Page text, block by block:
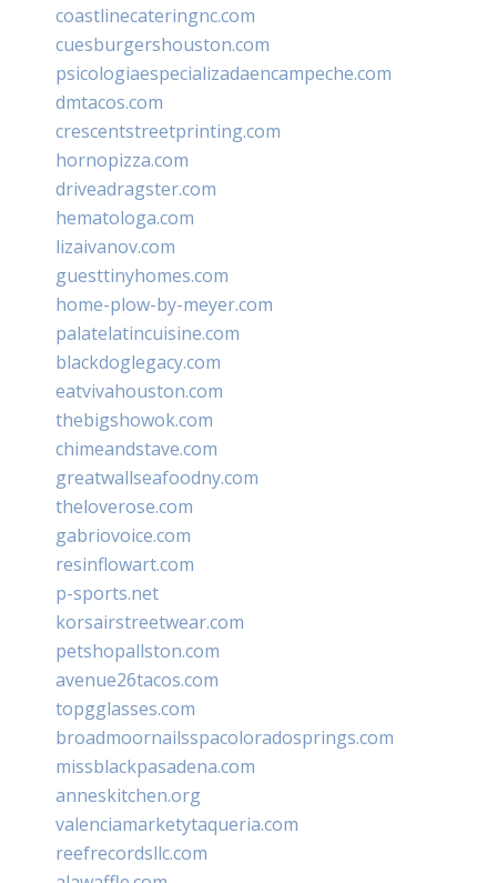
coastlinecateringnc.com
cuesburgershouston.com
psicologiaespecializadaencampeche.com
dmtacos.com
crescentstreetprinting.com
hornopizza.com
driveadragster.com
hematologa.com
lizaivanov.com
guesttinyhomes.com
home-plow-by-meyer.com
palatelatincuisine.com
blackdoglegacy.com
eatvivahouston.com
thebigshowok.com
chimeandstave.com
greatwallseafoodny.com
theloverose.com
gabriovoice.com
resinflowart.com
p-sports.net
korsairstreetwear.com
petshopallston.com
avenue26tacos.com
topgglasses.com
broadmoornailsspacoloradosprings.com
missblackpasadena.com
anneskitchen.org
valenciamarketytaqueria.com
reefrecordsllc.com